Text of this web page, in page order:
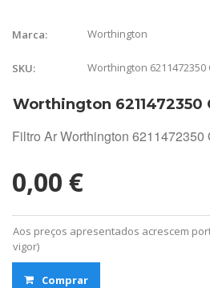
Marca: Worthington
SKU: Worthington 6211472350
Worthington 6211472350
Filtro Ar Worthington 6211472350
0,00 €
Aos preços apresentados acrescem
vigor)
Comprar